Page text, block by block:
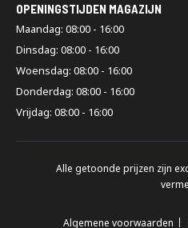
OPENINGSTIJDEN MAGAZIJN
Maandag: 08:00 - 16:00
Dinsdag: 08:00 - 16:00
Woensdag: 08:00 - 16:00
Donderdag: 08:00 - 16:00
Vrijdag: 08:00 - 16:00
Alle getoonde prijzen zijn
Algemene voorwaarden